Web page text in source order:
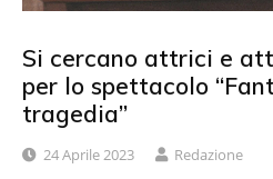
Si cercano attrici e
per lo spettacolo
tragedia”
24 Aprile 2023 Redazione